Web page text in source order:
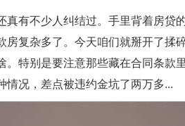
真有不少人纠结过。手里背着房贷
房复杂多了。今天咱们就掰开了
。特别是要注意那些藏在合同条款
情况，差点被违约金坑了两万多...